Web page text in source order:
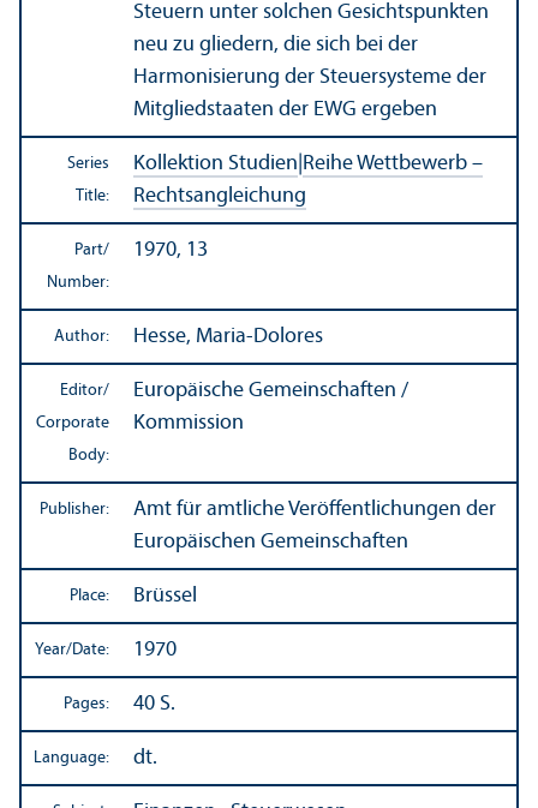
Steuern unter solchen Gesichtspunkten
neu zu gliedern, die sich bei der
Harmonisierung der Steuersysteme der
Mitgliedstaaten der EWG ergeben
Series
Title:
Kollektion Studien Reihe Wettbewerb –
Rechtsangleichung
Part/
Number:
1970, 13
Author: Hesse, Maria-Dolores
Editor/
Corporate
Body:
Europäische Gemeinschaften /
Kommission
Publisher:
Amt für amtliche Veröffentlichungen der
Europäischen Gemeinschaften
Place: Brüssel
Year/Date: 1970
Pages: 40 S.
Language: dt.